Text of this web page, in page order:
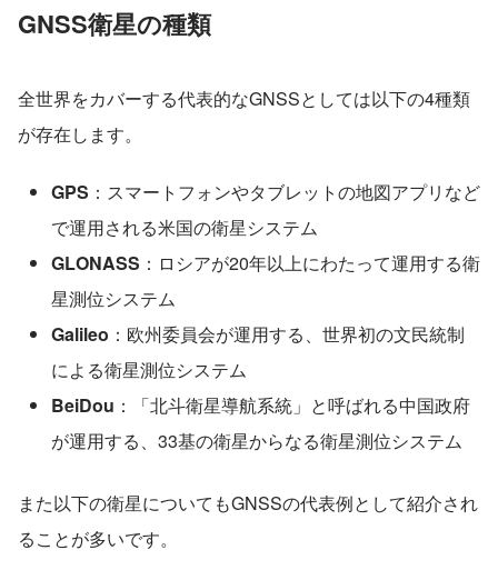
GNSS衛星の種類
全世界をカバーする代表的なGNSSとしては以下の4種類
が存在します。
GPS ：スマートフォンやタブレットの地図アプリなど
で運用される米国の衛星システム
GLONASS ：ロシアが20年以上にわたって運用する衛
星測位システム
Galileo ：欧州委員会が運用する、世界初の文民統制
による衛星測位システム
BeiDou ：「北斗衛星導航系統」と呼ばれる中国政府
が運用する、33基の衛星からなる衛星測位システム
また以下の衛星についてもGNSSの代表例として紹介され
ることが多いです。